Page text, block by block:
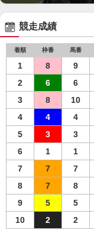
競走成績
着順 枠番 馬番
1 8 9
2
6 6
3
8 10
4
4 4
5
3 3
6
1 1
7
7 7
8
7 8
9
5 5
10
2 2